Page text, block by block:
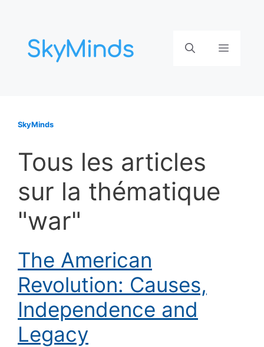
contenu
Menu
SkyMinds
Tous les articles
sur la thématique
"war"
The American
Revolution: Causes,
Independence and
Legacy